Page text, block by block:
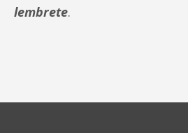
lembrete.